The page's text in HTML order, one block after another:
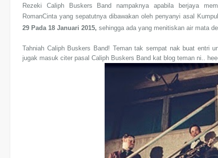
Rezeki Caliph Buskers Band nampaknya apabila berjaya
RomanCinta yang sepatutnya dibawakan oleh penyanyi asal
29 Pada 18 Januari 2015, sehingga ada yang menitiskan air mata
Tahniah Caliph Buskers Band! Teman tak sempat nak buat entri
jugak masuk citer pasal Caliph Buskers Band kat blog teman ni..